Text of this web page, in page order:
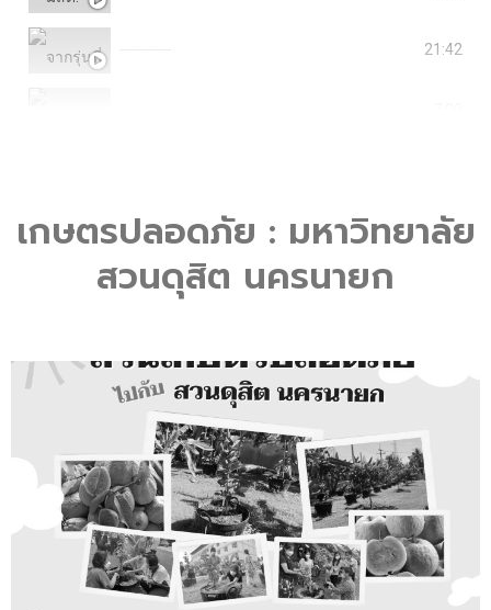
21:42
9:27
เกษตรปลอดภัย : มหาวิทยาลัย
สวนดุสิต นครนายก